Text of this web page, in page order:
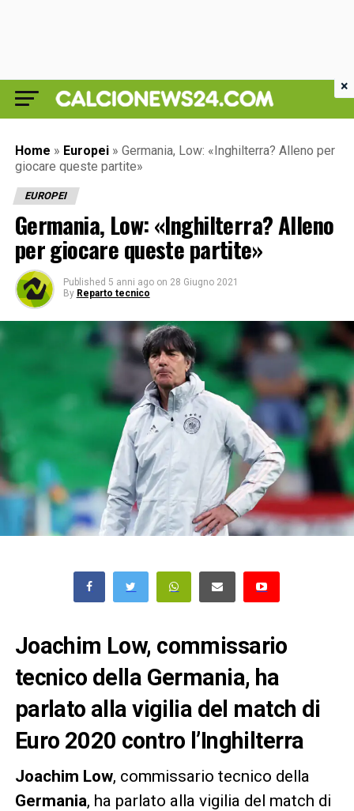
Home » Europei » Germania, Low: «Inghilterra? Alleno per
giocare queste partite»
EUROPEI
Germania, Low: «Inghilterra? Alleno
per giocare queste partite»
Published 5 anni ago on 28 Giugno 2021
By Reparto tecnico
Joachim Low, commissario
tecnico della Germania, ha
parlato alla vigilia del match di
Euro 2020 contro l’Inghilterra
Joachim Low, commissario tecnico della
Germania, ha parlato alla vigilia del match di
×